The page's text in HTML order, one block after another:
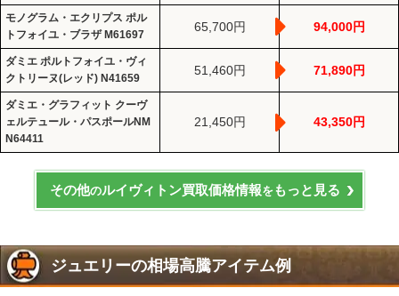
モノグラム・エクリプス ポル
トフォイユ・ブラザ M61697
65,700円 94,000円
ダミエ ポルトフォイユ・ヴィ
クトリーヌ(レッド) N41659
51,460円 71,890円
ダミエ・グラフィット クーヴ
ェルテュール・パスポールNM
N64411
21,450円 43,350円
その他のルイヴィトン買取価格情報を もっと見る
ジュエリーの相場高騰アイテム例